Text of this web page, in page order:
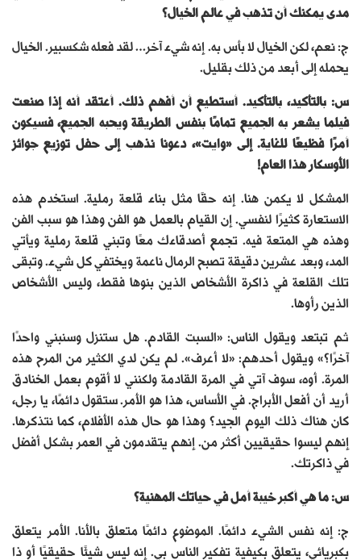
مدى يمكنك أن تذهب في عالم الخيال؟
ج: نعم، لكن الخيال لا بأس به. إنه شيء آخر… لقد فعله شكسبير. الخيال
يحمله إلى أبعد من ذلك بقليل.
س: بالتأكيد، بالتأكيد. أستطيع أن أفهم ذلك. أعتقد أنه إذا صنعت
فيلما يشعر به الجميع تمامًا بنفس الطريقة ويحبه الجميع، فسيكون
أمرًا فظيعًا للغاية. إلى «وايت»، دعونا نذهب إلى حفل توزيع جوائز
الأوسكار هذا العام!
المشكل لا يكمن هنا. إنه حقًا مثل بناء قلعة رملية. استخدم هذه
الاستعارة كثيرًا لنفسي. إن القيام بالعمل هو الفن وهذا هو سبب الفن
وهذه هي المتعة فيه. تجمع أصدقاءك معًا وتبني قلعة رملية ويأتي
المد، وبعد عشرين دقيقة تصبح الرمال ناعمة ويختفي كل شيء. وتبقى
تلك القلعة في ذاكرة الأشخاص الذين بنوها فقط، وليس الأشخاص
الذين رأوها.
ثم تبتعد ويقول الناس: «السبت القادم. هل ستنزل وسنبني واحدًا
آخرًا؟» ويقول أحدهم: «لا أعرف». لم يكن لدي الكثير من المرح هذه
المرة. أوه، سوف آتي في المرة القادمة ولكنني لا أقوم بعمل الخنادق
أريد أن أفعل الأبراج. في الأساس، هذا هو الأمر. ستقول دائمًا، يا رجل،
كان هناك ذلك اليوم الجيد؟ وهذا هو حال هذه الأفلام، كما نتذكرها.
إنهم ليسوا حقيقيين أكثر من. إنهم يتقدمون في العمر بشكل أفضل
في ذاكرتك.
س: ما هي أكبر خيبة أمل في حياتك المهنية؟
ج: إنه نفس الشيء دائمًا. الموضوع دائمًا متعلق بالأنا. الأمر يتعلق
بكبريائي، يتعلق بكيفية تفكير الناس بي. إنه ليس شيئًا حقيقيًا أو ذا